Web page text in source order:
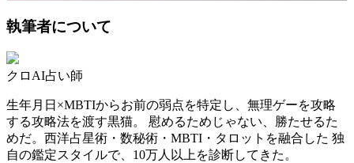
執筆者について
クロ AI占い師
生年月日×MBTIからお前の弱点を特定し、無理ゲーを攻略
する攻略法を渡す黒猫。 慰めるためじゃない、勝たせるた
めだ。西洋占星術・数秘術・MBTI・タロットを融合した 独
自の鑑定スタイルで、10万人以上を診断してきた。